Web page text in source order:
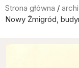
Strona główna /
Nowy Żmigród,